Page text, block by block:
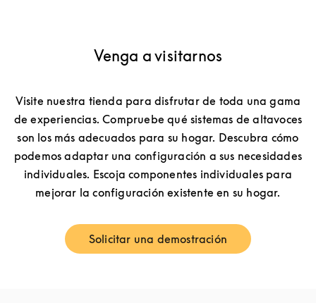
Venga a visitarnos
Visite nuestra tienda para disfrutar de toda una gama
de experiencias. Compruebe qué sistemas de altavoces
son los más adecuados para su hogar. Descubra cómo
podemos adaptar una configuración a sus necesidades
individuales. Escoja componentes individuales para
mejorar la configuración existente en su hogar.
Solicitar una demostración
Link Opens in New Tab